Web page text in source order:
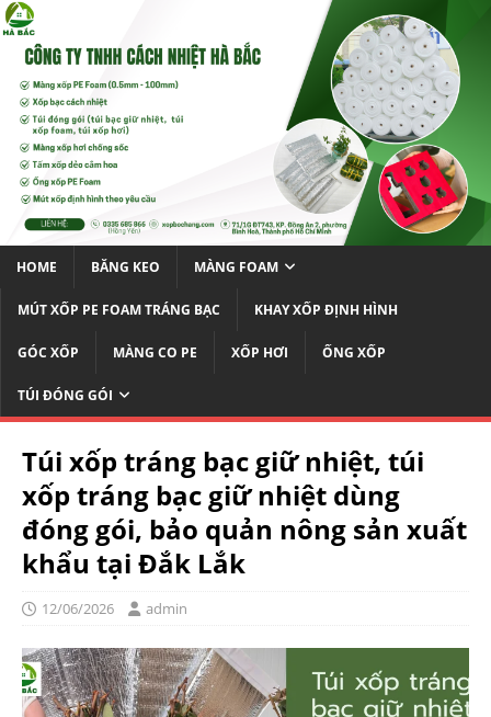
HOME BĂNG KEO MÀNG FOAM
MÚT XỐP PE FOAM TRÁNG BẠC KHAY XỐP ĐỊNH HÌNH
GÓC XỐP MÀNG CO PE XỐP HƠI ỐNG XỐP
TÚI ĐÓNG GÓI
Túi xốp tráng bạc giữ nhiệt, túi
xốp tráng bạc giữ nhiệt dùng
đóng gói, bảo quản nông sản xuất
khẩu tại Đắk Lắk
12/06/2026 admin